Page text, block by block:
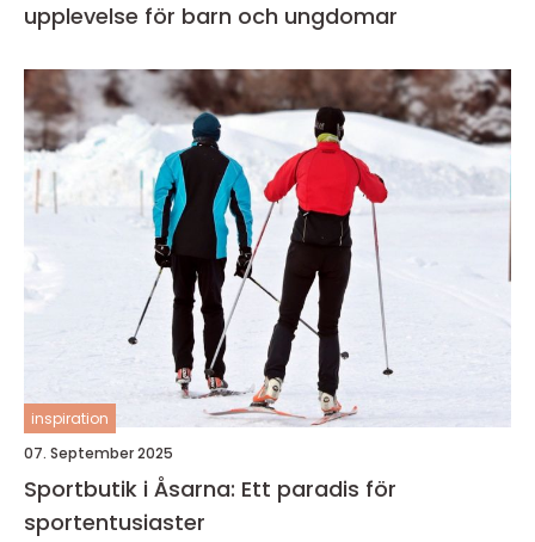
upplevelse för barn och ungdomar
inspiration
07. September 2025
Sportbutik i Åsarna: Ett paradis för
sportentusiaster